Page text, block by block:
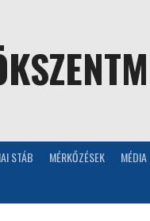
STÁB MÉRKŐZÉSEK MÉDIA